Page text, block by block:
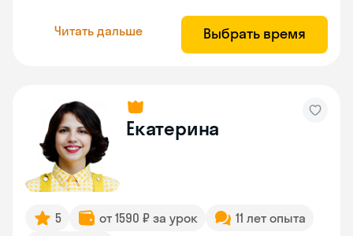
Читать дальше Выбрать время
Екатерина
5 от 1590 ₽ за урок
11 лет опыта